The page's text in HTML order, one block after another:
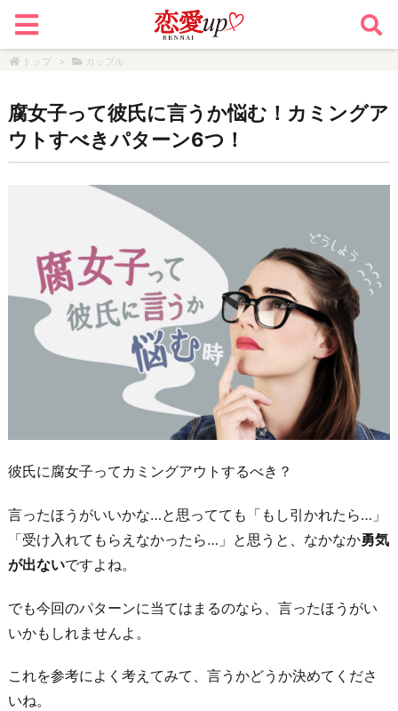
トップ > カップル
腐女子って彼氏に言うか悩む！カミングア
ウトすべきパターン6つ！
彼氏に腐女子ってカミングアウトするべき？
言ったほうがいいかな…と思ってても「もし引かれたら…」
「受け入れてもらえなかったら…」と思うと、なかなか勇気
が出ないですよね。
でも今回のパターンに当てはまるのなら、言ったほうがい
いかもしれませんよ。
これを参考によく考えてみて、言うかどうか決めてくださ
いね。